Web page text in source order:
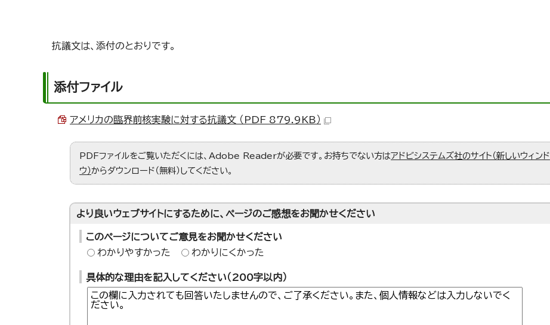
抗議文は、添付のとおりです。
添付ファイル
アメリカの臨界前核実験に対する抗議文 （PDF 879.9KB）
PDFファイルをご覧いただくには、Adobe Readerが必要です。お持ちでない方はアドビシステムズ社のサイト（新しいウィンド
ウ）からダウンロード（無料）してください。
より良いウェブサイトにするために、ページのご感想をお聞かせください
このページについてご意見をお聞かせください
わかりやすかった
わかりにくかった
具体的な理由を記入してください（200字以内）